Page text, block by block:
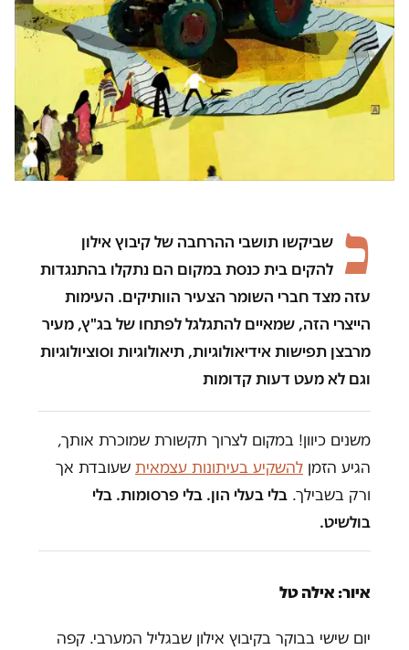
כ שביקשו תושבי ההרחבה של קיבוץ אילון
להקים בית כנסת במקום הם נתקלו בהתנגדות
עזה מצד חברי השומר הצעיר הוותיקים. העימות
הייצרי הזה, שמאיים להתגלגל לפתחו של בג"ץ, מעיר
מרבצן תפישות אידיאולוגיות, תיאולוגיות וסוציולוגיות
וגם לא מעט דעות קדומות
משנים כיוון! במקום לצרוך תקשורת שמוכרת אותך,
הגיע הזמן להשקיע בעיתונות עצמאית שעובדת אך
ורק בשבילך. בלי בעלי הון. בלי פרסומות. בלי
בולשיט.
איור: אילה טל
יום שישי בבוקר בקיבוץ אילון שבגליל המערבי. קפה